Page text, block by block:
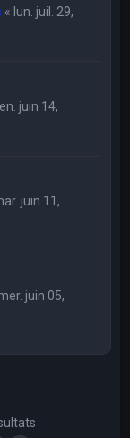
« lun. juil. 29,
juin 14,
juin 11,
juin 05,